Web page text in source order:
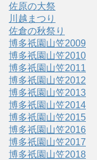
佐原の大祭
川越まつり
佐倉の秋祭り
博多祇園山笠2009
博多祇園山笠2010
博多祇園山笠2011
博多祇園山笠2012
博多祇園山笠2013
博多祇園山笠2014
博多祇園山笠2015
博多祇園山笠2016
博多祇園山笠2017
博多祇園山笠2018